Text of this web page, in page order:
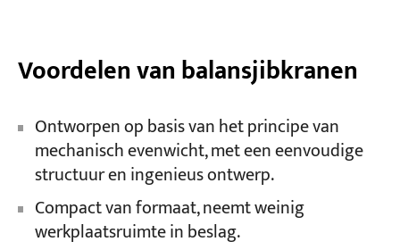
Voordelen van balansjibkranen
Ontworpen op basis van het principe van
mechanisch evenwicht, met een eenvoudige
structuur en ingenieus ontwerp.
Compact van formaat, neemt weinig
werkplaatsruimte in beslag.